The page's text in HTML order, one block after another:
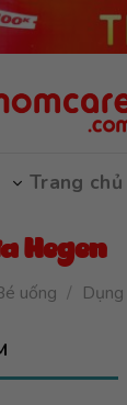
Trang chủ
Hegen
uống /